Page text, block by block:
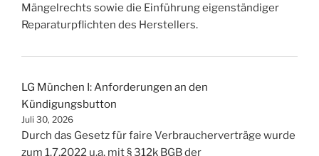
Mängelrechts sowie die Einführung eigenständiger
Reparaturpflichten des Herstellers.
LG München I: Anforderungen an den
Kündigungsbutton
Juli 30, 2026
Durch das Gesetz für faire Verbraucherverträge wurde
zum 1.7.2022 u.a. mit § 312k BGB der